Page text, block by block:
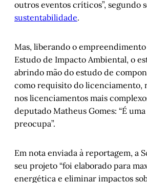
outros eventos críticos”, segundo
sustentabilidade.
Mas, liberando o
Estudo de Impacto Ambiental, o
abrindo mão do estudo de
como requisito do licenciamento,
nos licenciamentos mais
deputado Matheus Gomes: “É
preocupa”.
Em nota enviada à reportagem, a
seu projeto “foi elaborado para
energética e eliminar impactos